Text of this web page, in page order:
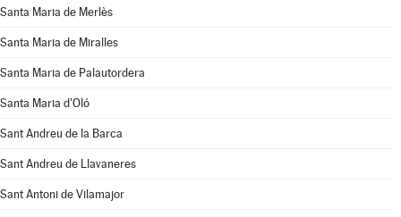
Santa Maria de Merlès
Santa Maria de Miralles
Santa Maria de Palautordera
Santa Maria d'Oló
Sant Andreu de la Barca
Sant Andreu de Llavaneres
Sant Antoni de Vilamajor